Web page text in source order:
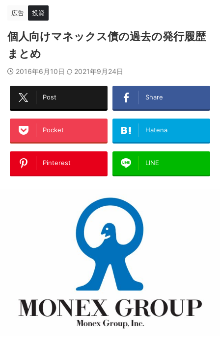
広告 投資
個人向けマネックス債の過去の発行履歴
まとめ
2016年6月10日 2021年9月24日
Post Share
Pocket Hatena
Pinterest LINE